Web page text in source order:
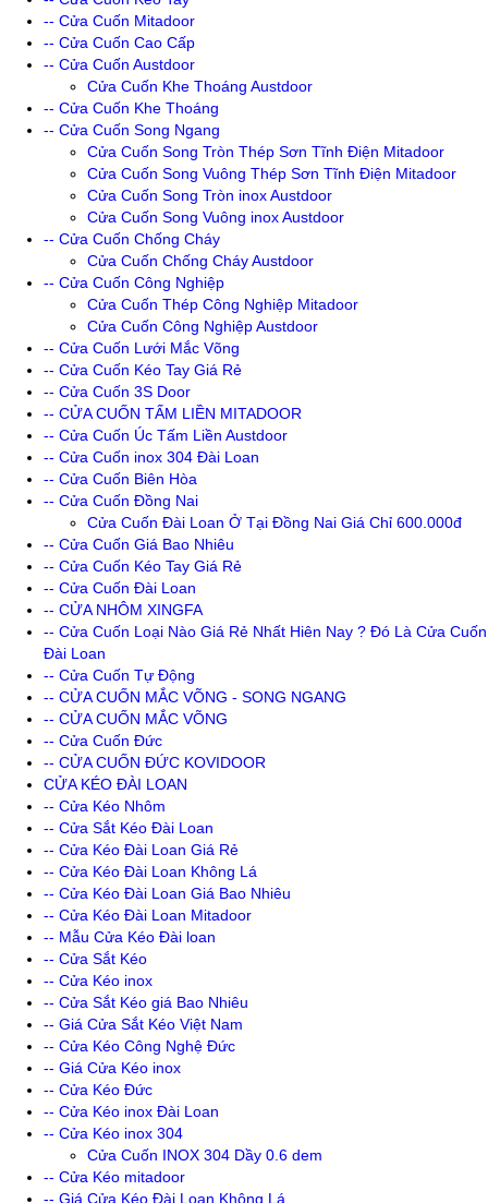
-- Cửa Cuốn Mitadoor
-- Cửa Cuốn Cao Cấp
-- Cửa Cuốn Austdoor
Cửa Cuốn Khe Thoáng Austdoor
-- Cửa Cuốn Khe Thoáng
-- Cửa Cuốn Song Ngang
Cửa Cuốn Song Tròn Thép Sơn Tĩnh Điện Mitadoor
Cửa Cuốn Song Vuông Thép Sơn Tĩnh Điện Mitadoor
Cửa Cuốn Song Tròn inox Austdoor
Cửa Cuốn Song Vuông inox Austdoor
-- Cửa Cuốn Chống Cháy
Cửa Cuốn Chống Cháy Austdoor
-- Cửa Cuốn Công Nghiệp
Cửa Cuốn Thép Công Nghiệp Mitadoor
Cửa Cuốn Công Nghiệp Austdoor
-- Cửa Cuốn Lưới Mắc Võng
-- Cửa Cuốn Kéo Tay Giá Rẻ
-- Cửa Cuốn 3S Door
-- CỬA CUỐN TẤM LIỀN MITADOOR
-- Cửa Cuốn Úc Tấm Liền Austdoor
-- Cửa Cuốn inox 304 Đài Loan
-- Cửa Cuốn Biên Hòa
-- Cửa Cuốn Đồng Nai
Cửa Cuốn Đài Loan Ở Tại Đồng Nai Giá Chỉ 600.000đ
-- Cửa Cuốn Giá Bao Nhiêu
-- Cửa Cuốn Kéo Tay Giá Rẻ
-- Cửa Cuốn Đài Loan
-- CỬA NHÔM XINGFA
-- Cửa Cuốn Loại Nào Giá Rẻ Nhất Hiên Nay ? Đó Là Cửa Cuốn
Đài Loan
-- Cửa Cuốn Tự Động
-- CỬA CUỐN MẮC VÕNG - SONG NGANG
-- CỬA CUỐN MẮC VÕNG
-- Cửa Cuốn Đức
-- CỬA CUỐN ĐỨC KOVIDOOR
CỬA KÉO ĐÀI LOAN
-- Cửa Kéo Nhôm
-- Cửa Sắt Kéo Đài Loan
-- Cửa Kéo Đài Loan Giá Rẻ
-- Cửa Kéo Đài Loan Không Lá
-- Cửa Kéo Đài Loan Giá Bao Nhiêu
-- Cửa Kéo Đài Loan Mitadoor
-- Mẫu Cửa Kéo Đài loan
-- Cửa Sắt Kéo
-- Cửa Kéo inox
-- Cửa Sắt Kéo giá Bao Nhiêu
-- Giá Cửa Sắt Kéo Việt Nam
-- Cửa Kéo Công Nghệ Đức
-- Giá Cửa Kéo inox
-- Cửa Kéo Đức
-- Cửa Kéo inox Đài Loan
-- Cửa Kéo inox 304
Cửa Cuốn INOX 304 Dầy 0.6 dem
-- Cửa Kéo mitadoor
-- Giá Cửa Kéo Đài Loan Không Lá